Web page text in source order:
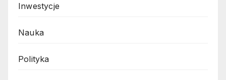
Inwestycje
Nauka
Polityka